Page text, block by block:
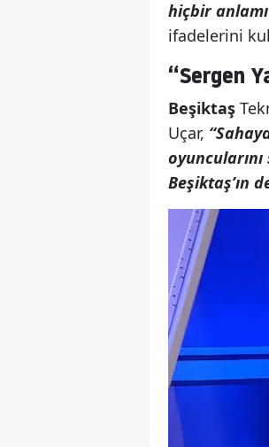
hiçbir
ifadelerini
“Sergen
Beşiktaş
Uçar,
Beşiktaş’ın